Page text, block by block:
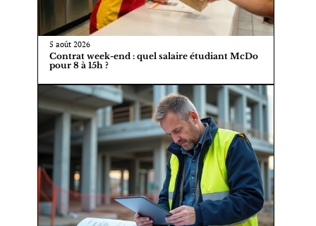
5 août 2026
Contrat week-end : quel salaire étudiant McDo
pour 8 à 15h ?